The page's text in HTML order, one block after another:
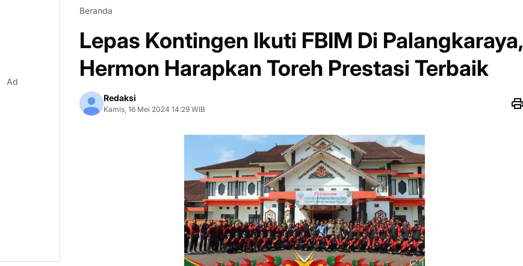
Beranda
Lepas Kontingen Ikuti FBIM Di Palangkaraya,
Hermon Harapkan Toreh Prestasi Terbaik
Redaksi
Kamis, 16 Mei 2024 14:29 WIB
Ad